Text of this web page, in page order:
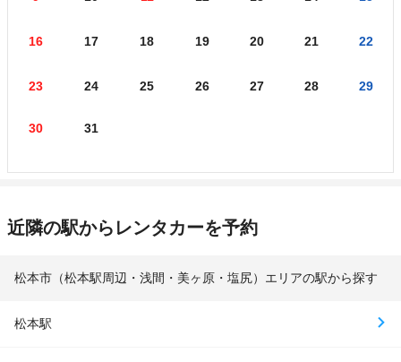
16 17 18 19 20 21 22
23 24 25 26 27 28 29
30 31
近隣の駅からレンタカーを予約
松本市（松本駅周辺・浅間・美ヶ原・塩尻）エリアの駅から探す
松本駅